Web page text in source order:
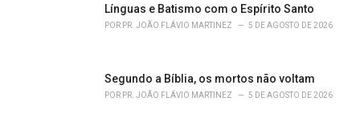
Línguas e Batismo com o Espírito Santo
POR PR. JOÃO FLÁVIO MARTINEZ 5 DE AGOSTO DE 2026
Segundo a Bíblia, os mortos não voltam
POR PR. JOÃO FLÁVIO MARTINEZ 5 DE AGOSTO DE 2026